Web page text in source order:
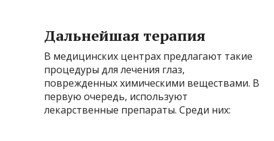
Дальнейшая терапия
В медицинских центрах предлагают такие
процедуры для лечения глаз,
поврежденных химическими веществами. В
первую очередь, используют
лекарственные препараты. Среди них: